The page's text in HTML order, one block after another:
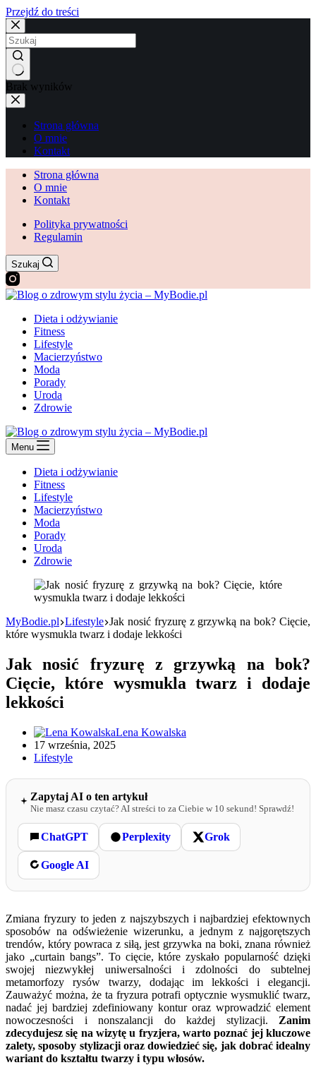
Przejdź do treści
Brak wyników
Strona główna
O mnie
Kontakt
Strona główna
O mnie
Kontakt
Polityka prywatności
Regulamin
Szukaj
Dieta i odżywianie
Fitness
Lifestyle
Macierzyństwo
Moda
Porady
Uroda
Zdrowie
Menu
Dieta i odżywianie
Fitness
Lifestyle
Macierzyństwo
Moda
Porady
Uroda
Zdrowie
MyBodie.pl Lifestyle Jak nosić fryzurę z grzywką na bok? Cięcie,
które wysmukla twarz i dodaje lekkości
Jak nosić fryzurę z grzywką na bok?
Cięcie, które wysmukla twarz i dodaje
lekkości
Lena Kowalska
17 września, 2025
Lifestyle
Zapytaj AI o ten artykuł
Nie masz czasu czytać? AI streści to za Ciebie w 10 sekund! Sprawdź!
ChatGPT Perplexity Grok
Google AI
Zmiana fryzury to jeden z najszybszych i najbardziej efektownych
sposobów na odświeżenie wizerunku, a jednym z najgorętszych
trendów, który powraca z siłą, jest grzywka na boki, znana również
jako „curtain bangs”. To cięcie, które zyskało popularność dzięki
swojej niezwykłej uniwersalności i zdolności do subtelnej
metamorfozy rysów twarzy, dodając im lekkości i elegancji.
Zauważyć można, że ta fryzura potrafi optycznie wysmuklić twarz,
nadać jej bardziej zdefiniowany kontur oraz wprowadzić element
nowoczesności i nonszalancji do każdej stylizacji. Zanim
zdecydujesz się na wizytę u fryzjera, warto poznać jej kluczowe
zalety, sposoby stylizacji oraz dowiedzieć się, jak dobrać idealny
wariant do kształtu twarzy i typu włosów.